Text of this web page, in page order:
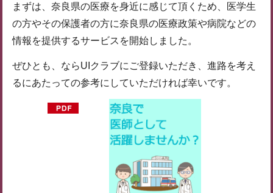
まずは、奈良県の医療を身近に感じて頂くため、医学生
の方やその保護者の方に奈良県の医療政策や病院などの
情報を提供するサービスを開始しました。
ぜひとも、ならUIクラブにご登録いただき、進路を考え
るにあたっての参考にしていただければ幸いです。